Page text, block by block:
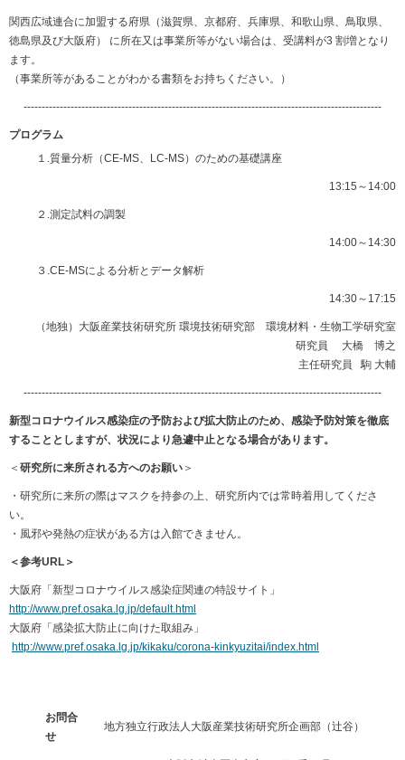
関西広域連合に加盟する府県（滋賀県、京都府、兵庫県、和歌山県、鳥取県、
徳島県及び大阪府） に所在又は事業所等がない場合は、受講料が3 割増となり
ます。
（事業所等があることがわかる書類をお持ちください。）
---------------------------------------------------------------------------------------------------
プログラム
１.質量分析（CE-MS、LC-MS）のための基礎講座
13:15～14:00
２.測定試料の調製
14:00～14:30
３.CE-MSによる分析とデータ解析
14:30～17:15
（地独）大阪産業技術研究所 環境技術研究部 環境材料・生物工学研究室
研究員 大橋 博之
主任研究員 駒 大輔
---------------------------------------------------------------------------------------------------
新型コロナウイルス感染症の予防および拡大防止のため、感染予防対策を徹底
することとしますが、状況により急遽中止となる場合があります。
＜ 研究所に来所される方へのお願い ＞
・研究所に来所の際はマスクを持参の上、研究所内では常時着用してくださ
い。
・風邪や発熱の症状がある方は入館できません。
＜参考URL＞
大阪府「新型コロナウイルス感染症関連の特設サイト」
http://www.pref.osaka.lg.jp/default.html
大阪府「感染拡大防止に向けた取組み」
http://www.pref.osaka.lg.jp/kikaku/corona-kinkyuzitai/index.html
お問合
せ
地方独立行政法人大阪産業技術研究所企画部（辻谷）